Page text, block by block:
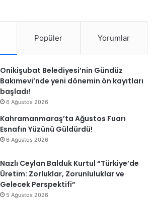
Popüler Yorumlar
Onikişubat Belediyesi’nin Gündüz
Bakımevi’nde yeni dönemin ön kayıtları
başladı!
6 Ağustos 2026
Kahramanmaraş’ta Ağustos Fuarı
Esnafın Yüzünü Güldürdü!
6 Ağustos 2026
Nazlı Ceylan Balduk Kurtul “Türkiye’de
Üretim: Zorluklar, Zorunluluklar ve
Gelecek Perspektifi”
5 Ağustos 2026